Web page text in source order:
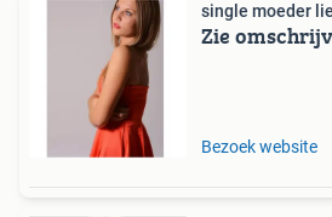
single moeder
Zie
Bezoek website